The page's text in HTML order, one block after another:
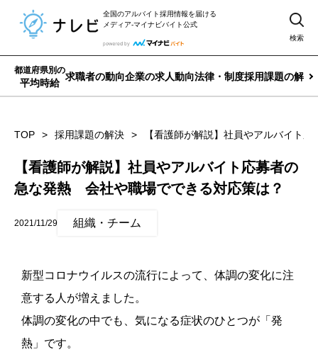
全国のアルバイト採用情報を届ける
メディア-マイナビバイト公式
検索
都道府県別の
平均時給
求職者の動向企業の求人動向法律・制度採用課題の解決
TOP 採用課題の解決 【看護師が解説】社員やアルバイト
【看護師が解説】社員やアルバイト応募者の
急な発熱 会社や職場でできる対応策は？
2021/11/29 組織・チーム
新型コロナウイルスの流行によって、体調の変化に注
意する人が増えました。
体調の変化の中でも、気になる症状のひとつが「発
熱」です。